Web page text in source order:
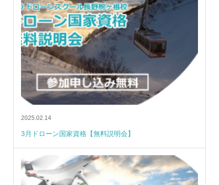
2025.02.14
3月ドローン国家資格【無料説明会】